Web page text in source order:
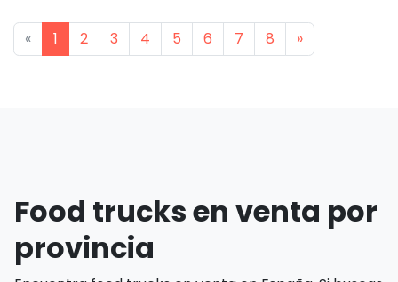
«Previous
1 2 3 4 5 6 7 8 »Next
Food trucks en venta por
provincia